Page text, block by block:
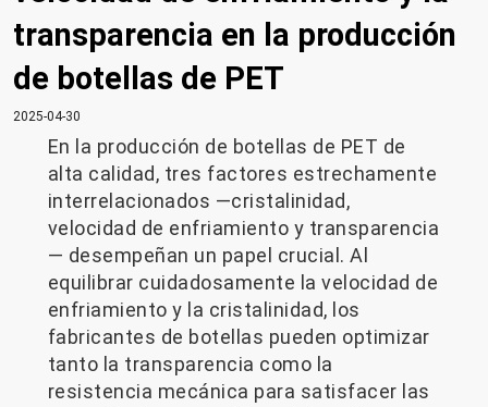
transparencia en la producción
de botellas de PET
2025-04-30
En la producción de botellas de PET de
alta calidad, tres factores estrechamente
interrelacionados —cristalinidad,
velocidad de enfriamiento y transparencia
— desempeñan un papel crucial. Al
equilibrar cuidadosamente la velocidad de
enfriamiento y la cristalinidad, los
fabricantes de botellas pueden optimizar
tanto la transparencia como la
resistencia mecánica para satisfacer las